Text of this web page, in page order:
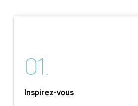
01.
Inspirez-vous